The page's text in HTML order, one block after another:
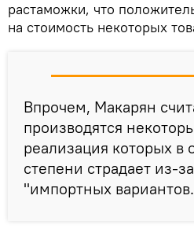
растаможки, что
на стоимость некоторых
Впрочем, Макарян
производятся
реализация которых в
степени страдает из-
"импортных вариантов.